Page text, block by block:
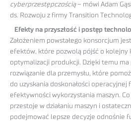
cyberprzestępczością– mówi Adam
ds. Rozwoju z firmy Transition
Efekty na przyszłość i postęp
Założeniem powstałego konsorcjum
efektów, które pozwolą pójść o kolejny
optymalizacji produkcji. Dzięki temu
rozwiązanie dla przemysłu, które
do uzyskania doskonałości operacyjnej
efektywności wykorzystania maszyn.
przestoje w działaniu maszyn i
podejmować lepsze decyzje odnośnie